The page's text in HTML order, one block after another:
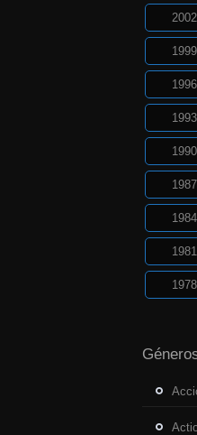
2002
1999
1996
1993
1990
1987
1984
1981
1978